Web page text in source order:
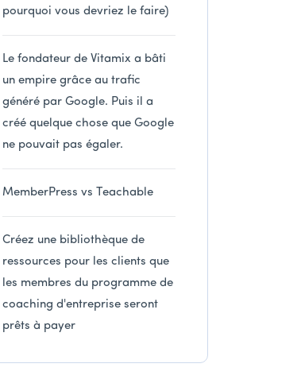
pourquoi vous devriez le faire)
Le fondateur de Vitamix a bâti
un empire grâce au trafic
généré par Google. Puis il a
créé quelque chose que Google
ne pouvait pas égaler.
MemberPress vs Teachable
Créez une bibliothèque de
ressources pour les clients que
les membres du programme de
coaching d'entreprise seront
prêts à payer